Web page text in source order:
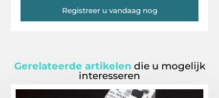
Registreer u vandaag nog
Gerelateerde artikelen die u mogelijk
interesseren